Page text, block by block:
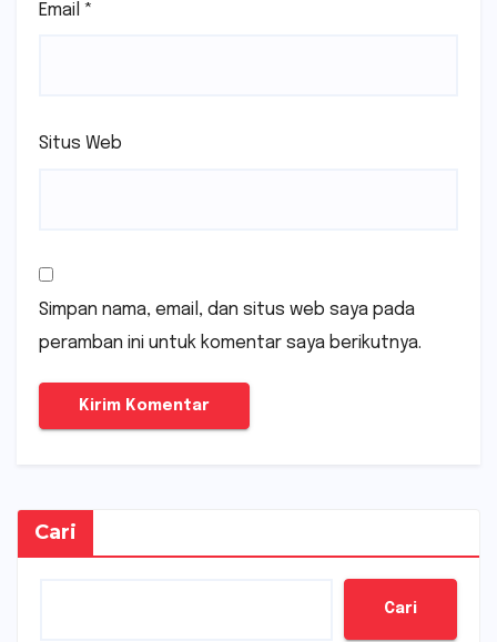
Email *
Situs Web
Simpan nama, email, dan situs web saya pada
peramban ini untuk komentar saya berikutnya.
Cari
Cari